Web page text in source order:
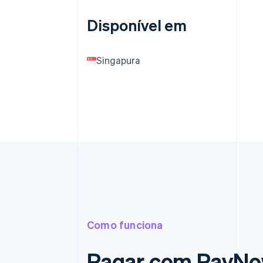
Disponível em
Singapura
Como funciona